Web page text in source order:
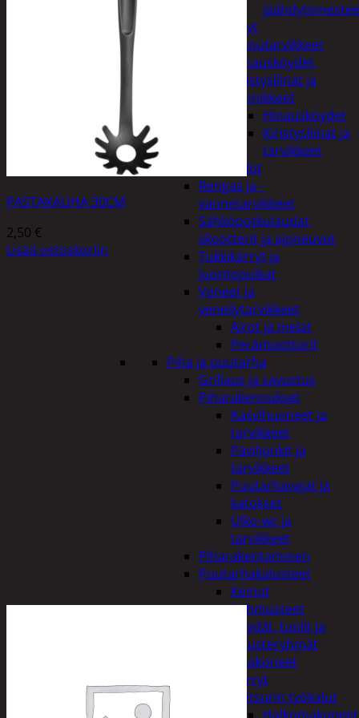
Öljyt
Perävaunutarvikkeet
Hinausköydet,
kiristysliinat ja
kiinnikkeet
Hinausköydet
Kiristysliinat ja
tarvikkeet
Valot
Rengas ja -
vannetarvikkeet
Sähköpotkulaudat,
skootterit ja ajoneuvot
Tukkikärryt ja
juontopulkat
Veneet ja
veneilytarvikkeet
Airot ja melat
Perämoottorit
Piha ja puutarha
Grillaus ja savustus
Piharakennukset
Kasvihuoneet ja
tarvikkeet
Paviljonkit ja
tarvikkeet
Puutarhavajat ja
katokset
Ulko-wc ja
tarvikkeet
Piharakentaminen
Puutarhakalusteet
Keinut
Pehmusteet
Pöydät, tuolit ja
kalusteryhmät
Puutarhakoneet
Kärryt
Metsurin työkalut
PASTAKAUHA 30CM
2,50 €
Lisää ostoskoriin